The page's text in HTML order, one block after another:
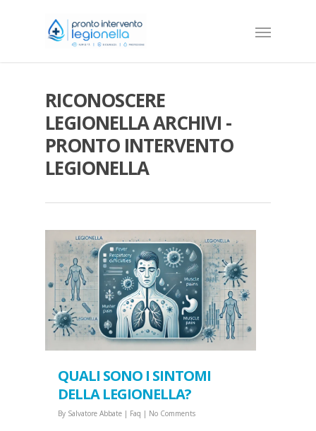
RICONOSCERE
LEGIONELLA ARCHIVI -
PRONTO INTERVENTO
LEGIONELLA
QUALI SONO I SINTOMI
DELLA LEGIONELLA?
By Salvatore Abbate | Faq | No Comments